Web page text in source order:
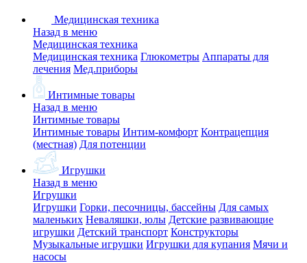
Медицинская техника
Назад в меню
Медицинская техника
Медицинская техника Глюкометры Аппараты для
лечения Мед.приборы
Интимные товары
Назад в меню
Интимные товары
Интимные товары Интим-комфорт Контрацепция
(местная) Для потенции
Игрушки
Назад в меню
Игрушки
Игрушки Горки, песочницы, бассейны Для самых
маленьких Неваляшки, юлы Детские развивающие
игрушки Детский транспорт Конструкторы
Музыкальные игрушки Игрушки для купания Мячи и
насосы